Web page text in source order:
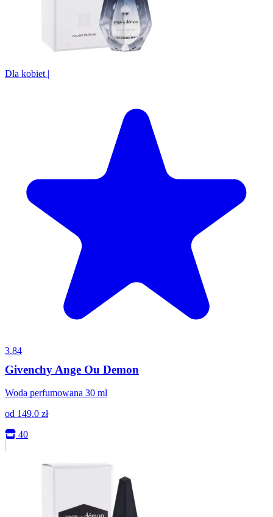
Dla kobiet |
3.84
Givenchy Ange Ou Demon
Woda perfumowana 30 ml
od 149.0 zł
40